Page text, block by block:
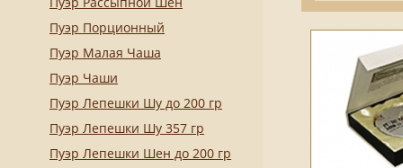
Пуэр Порционный
Пуэр Малая Чаша
Пуэр Чаши
Пуэр Лепешки Шу до 200 гр
Пуэр Лепешки Шу 357 гр
Пуэр Лепешки Шен до 200 гр